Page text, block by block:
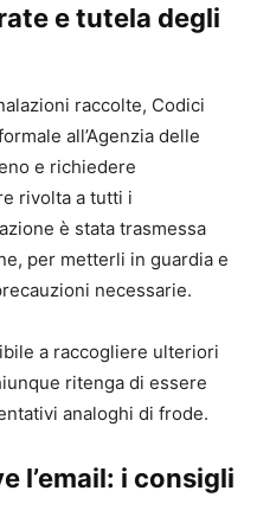
e tutela degli
raccolte, Codici
all’Agenzia delle
e richiedere
rivolta a tutti i
è stata trasmessa
per metterli in guardia e
necessarie.
a raccogliere ulteriori
ritenga di essere
analoghi di frode.
l’email: i consigli